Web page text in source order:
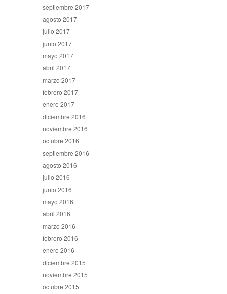
septiembre 2017
agosto 2017
julio 2017
junio 2017
mayo 2017
abril 2017
marzo 2017
febrero 2017
enero 2017
diciembre 2016
noviembre 2016
octubre 2016
septiembre 2016
agosto 2016
julio 2016
junio 2016
mayo 2016
abril 2016
marzo 2016
febrero 2016
enero 2016
diciembre 2015
noviembre 2015
octubre 2015